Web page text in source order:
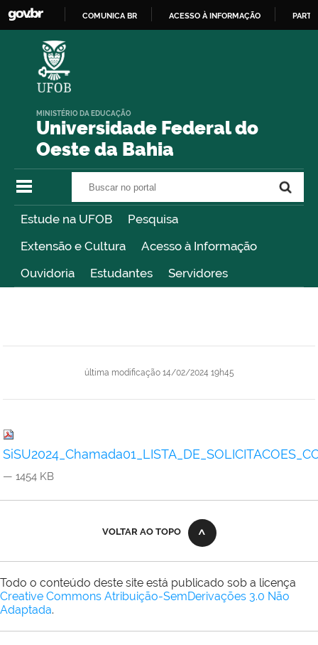
COMUNICA BR ACESSO À INFORMAÇÃO
Universidade Federal do
Oeste da Bahia
MINISTÉRIO DA EDUCAÇÃO
Estude na UFOB
Pesquisa
Extensão e Cultura
Acesso à Informação
Ouvidoria
Estudantes Servidores
última modificação14/02/2024 19h45
— 1454 KB
VOLTAR AO TOPO
Todo o conteúdo deste site está publicado sob a licença
Creative Commons Atribuição-SemDerivações 3.0 Não
Adaptada.